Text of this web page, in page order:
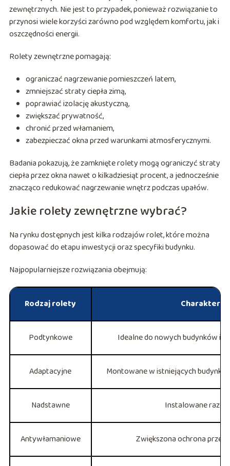
zewnętrznych. Nie jest to przypadek, ponieważ rozwiązanie to
przynosi wiele korzyści zarówno pod względem komfortu, jak i
oszczędności energii.
Rolety zewnętrzne pomagają:
ograniczać nagrzewanie pomieszczeń latem,
zmniejszać straty ciepła zimą,
poprawiać izolację akustyczną,
zwiększać prywatność,
chronić przed włamaniem,
zabezpieczać okna przed warunkami atmosferycznymi.
Badania pokazują, że zamknięte rolety mogą ograniczyć straty
ciepła przez okna nawet o kilkadziesiąt procent, a jednocześnie
znacząco redukować nagrzewanie wnętrz podczas upałów.
Jakie rolety zewnętrzne wybrać?
Na rynku dostępnych jest kilka rodzajów rolet, które można
dopasować do etapu inwestycji oraz specyfiki budynku.
Najpopularniejsze rozwiązania obejmują:
Rodzaj rolety
Podtynkowe Idealne do nowych budynków i
Adaptacyjne Montowane w istniejących
Nadstawne Instalowane
Antywłamaniowe Zwiększona ochrona przed